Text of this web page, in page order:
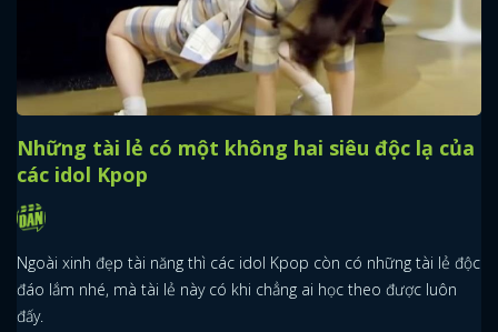
Những tài lẻ có một không hai siêu độc lạ của
các idol Kpop
Ngoài xinh đẹp tài năng thì các idol Kpop còn có những tài lẻ độc
đáo lắm nhé, mà tài lẻ này có khi chẳng ai học theo được luôn
đấy.